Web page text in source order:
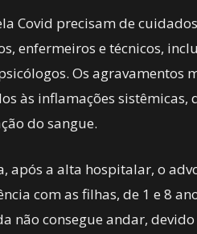
Covid precisam de
enfermeiros e técnicos,
Os agravamentos
às inflamações
do sangue.
após a alta hospitalar, o
com as filhas, de 1 e 8
não consegue andar,